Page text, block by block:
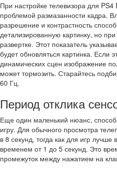
При настройке телевизора для
проблемой размазанности кадра.
разрешение и контрастность
детализированную картинку, но
развертке. Этот показатель
будет обновляться картинка. Если
динамических сцен изображение
может тормозить. Старайтесь
60 Гц.
Период отклика
Еще один маленький нюанс,
игру. Для обычного просмотра
в 8 секунд, тогда как для игр лучше
временем от 1 до 5 секунд. Это
промежуток между нажатием на